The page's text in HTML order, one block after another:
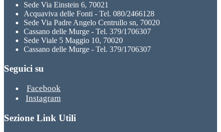
Sede Via Einstein 6, 70021
Acquaviva delle Fonti - Tel. 080/2466128
Sede Via Padre Angelo Centrullo sn, 70020
Cassano delle Murge - Tel. 379/1706307
Sede Viale 5 Maggio 10, 70020
Cassano delle Murge - Tel. 379/1706307
Seguici su
Facebook
Instagram
Sezione Link Utili